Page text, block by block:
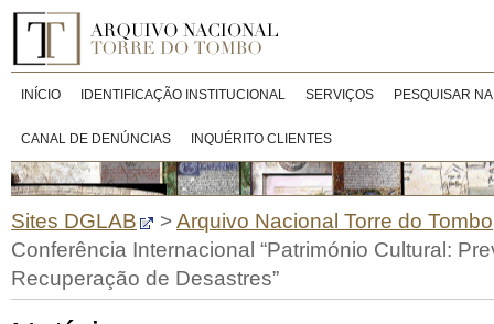
INÍCIO IDENTIFICAÇÃO INSTITUCIONAL SERVIÇOS PESQUISAR
CANAL DE DENÚNCIAS INQUÉRITO CLIENTES
Sites DGLAB >Arquivo Nacional Torre do Tombo
Conferência Internacional “Património Cultural:
Recuperação de Desastres”